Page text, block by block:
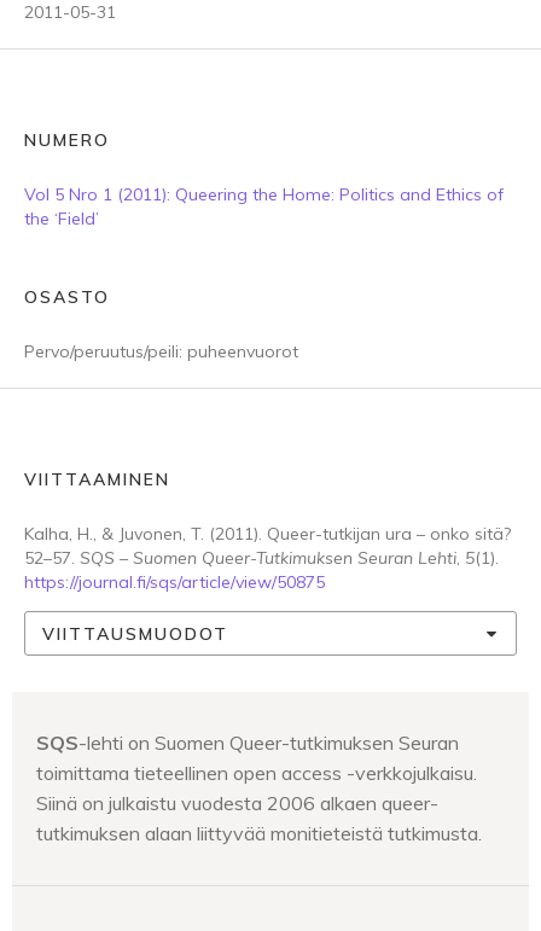
2011-05-31
NUMERO
Vol 5 Nro 1 (2011): Queering the Home: Politics and Ethics of
the ‘Field’
OSASTO
Pervo/peruutus/peili: puheenvuorot
VIITTAAMINEN
Kalha, H., & Juvonen, T. (2011). Queer-tutkijan ura – onko sitä?
52–57. SQS – Suomen Queer-Tutkimuksen Seuran Lehti, 5(1).
https://journal.fi/sqs/article/view/50875
VIITTAUSMUODOT
SQS-lehti on Suomen Queer-tutkimuksen Seuran
toimittama tieteellinen open access -verkkojulkaisu.
Siinä on julkaistu vuodesta 2006 alkaen queer-
tutkimuksen alaan liittyvää monitieteistä tutkimusta.